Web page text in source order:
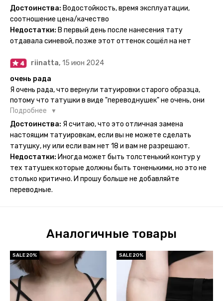
держится на теле до 2 недель - после нанесения не нужно
бояться мочить такие тату, вода их так просто не смоет. К
рисункам прикладывается инструкция, но я предпочла
другой способ нанесения - оставила наклейку на теле на
ночь, чтобы точно перестраховаться - на утро эффект
сразу же проявился. На неподвижных частях тела тату
носится дольше, поэтому нужно обдуманно выбирать куда
её стоит наносить. Когда рисунок начнёт стираться -
водой спокойно можно убрать оставшийся контур.
Достоинства: Водостойкость, время эксплуатации,
соотношение цена/качество
Недостатки: В первый день после нанесения тату
отдавала синевой, позже этот оттенок сошёл на нет
riinatta, 15 июн 2024
очень рада
Я очень рада, что вернули татуировки старого образца,
потому что татушки в виде "переводнушек" не очень, они
просто не "усиживались", не те темнели, а после душа
вообще слазили, вот недавно сделала фризби дог и он
через сутки проявился и все ещё держится!! ну а 4 звезды
потому что у меня ещё очень много переводных
татуировок(
Подробнее
Достоинства: Я считаю, что это отличная замена
настоящим татуировкам, если вы не можете сделать
татушку, ну или если вам нет 18 и вам не разрешают.
Недостатки: Иногда может быть толстенький контур у
тех татушек которые должны быть тоненькими, но это не
столько критично. И прошу больше не добавляйте
переводные.
Аналогичные товары
SALE 20% SALE 20%